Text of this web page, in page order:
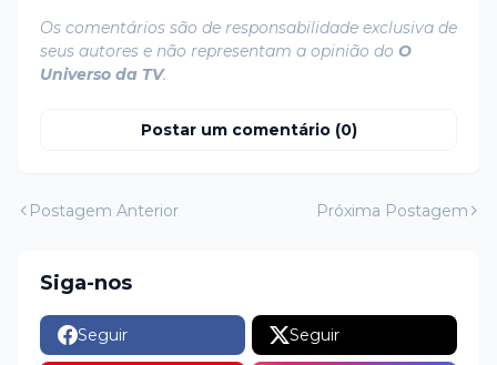
Os comentários são de responsabilidade exclusiva de
seus autores e não representam a opinião do O
Universo da TV.
Postar um comentário (0)
Postagem Anterior Próxima Postagem
Siga-nos
Seguir Seguir